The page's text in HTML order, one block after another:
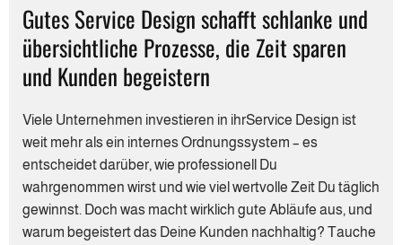
Gutes Service Design schafft schlanke und
übersichtliche Prozesse, die Zeit sparen
und Kunden begeistern
Viele Unternehmen investieren in ihrService Design ist
weit mehr als ein internes Ordnungssystem – es
entscheidet darüber, wie professionell Du
wahrgenommen wirst und wie viel wertvolle Zeit Du täglich
gewinnst. Doch was macht wirklich gute Abläufe aus, und
warum begeistert das Deine Kunden nachhaltig? Tauche